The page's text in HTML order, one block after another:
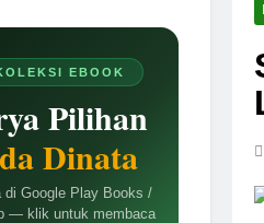
EBOOK
Pilihan
Dinata
di Google Play Books /
— klik untuk membaca